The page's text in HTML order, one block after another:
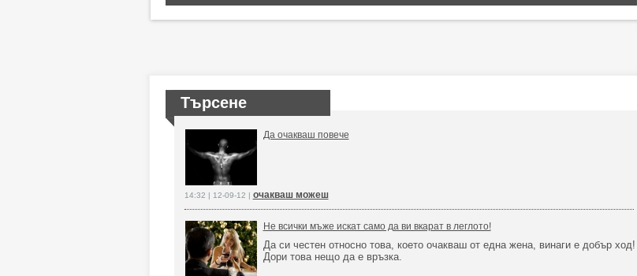
Търсене
Да очакваш повече
14:32 | 12-09-12 | очакваш можеш
Не всички мъже искат само да ви вкарат в леглото!
Да си честен относно това, което очакваш от една жена, винаги е добър ход!
Дори това нещо да е връзка.